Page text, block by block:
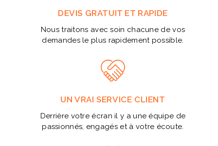
DEVIS GRATUIT ET RAPIDE
Nous traitons avec soin chacune de vos
demandes le plus rapidement possible.
UN VRAI SERVICE CLIENT
Derrière votre écran il y a une équipe de
passionnés, engagés et à votre écoute.